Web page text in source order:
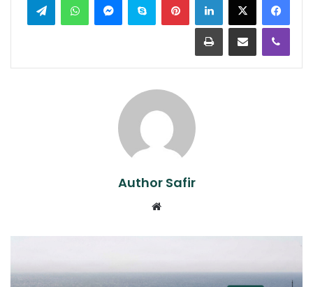
ڤايبر مشاركة عبر البريد طباعة
Author Safir